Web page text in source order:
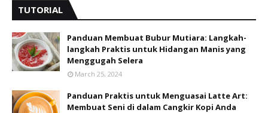
TUTORIAL
Panduan Membuat Bubur Mutiara: Langkah-
langkah Praktis untuk Hidangan Manis yang
Menggugah Selera
March 25, 2024
Panduan Praktis untuk Menguasai Latte Art:
Membuat Seni di dalam Cangkir Kopi Anda